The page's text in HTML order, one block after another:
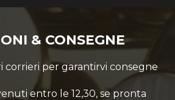
& CONSEGNE
corrieri per garantirvi consegne
entro le 12,30, se pronta